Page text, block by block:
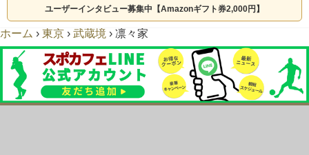
ユーザーインタビュー募集中【Amazonギフト券2,000円】
ホーム › 東京 › 武蔵境 › 凛々家